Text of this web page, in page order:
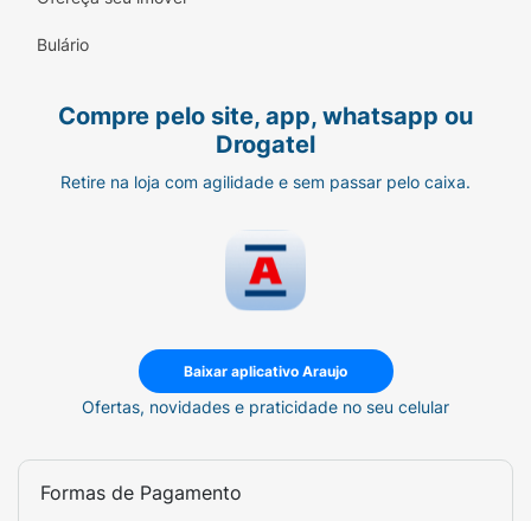
Bulário
Compre pelo site, app, whatsapp ou
Drogatel
Retire na loja com agilidade e sem passar pelo caixa.
Baixar aplicativo Araujo
Ofertas, novidades e praticidade no seu celular
Formas de Pagamento